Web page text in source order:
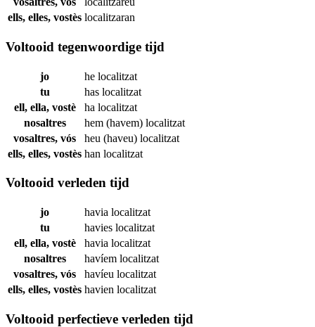
ells, elles, vostès localitzaran
Voltooid tegenwoordige tijd
jo he localitzat
tu
has localitzat
ell, ella, vostè
ha localitzat
nosaltres
hem (havem) localitzat
vosaltres, vós
heu (haveu) localitzat
ells, elles, vostès han localitzat
Voltooid verleden tijd
jo havia localitzat
tu
havies localitzat
ell, ella, vostè
havia localitzat
nosaltres
havíem localitzat
vosaltres, vós
havíeu localitzat
ells, elles, vostès havien localitzat
Voltooid perfectieve verleden tijd